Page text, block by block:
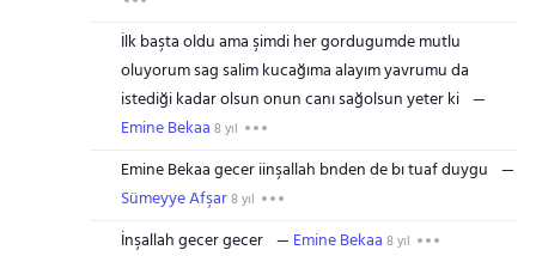
İlk başta oldu ama şimdi her gordugumde mutlu
oluyorum sag salim kucağıma alayım yavrumu da
istediği kadar olsun onun canı sağolsun yeter ki
Emine Bekaa 8 yıl
Emine Bekaa gecer iinşallah bnden de bı tuaf duygu
Sümeyye Afşar8 yıl
İnşallah gecer gecer Emine Bekaa 8 yıl